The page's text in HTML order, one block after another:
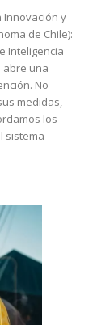
Innovación y
de Chile):
Inteligencia
abre una
No
medidas,
los
sistema